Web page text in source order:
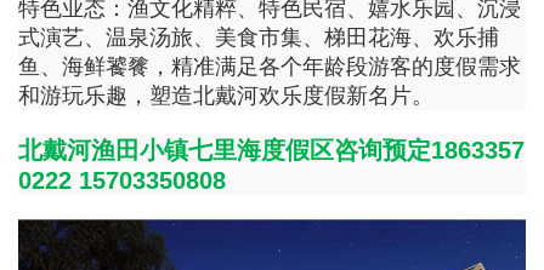
特色业态：渔文化精粹、特色民宿、嬉水乐园、沉浸
式演艺、温泉汤旅、美食市集、梯田花海、欢乐捕
鱼、海鲜饕餮，精准满足各个年龄段游客的度假需求
和游玩乐趣，塑造北戴河欢乐度假新名片。
北戴河渔田小镇七里海度假区咨询预定1863357
0222 15703350808